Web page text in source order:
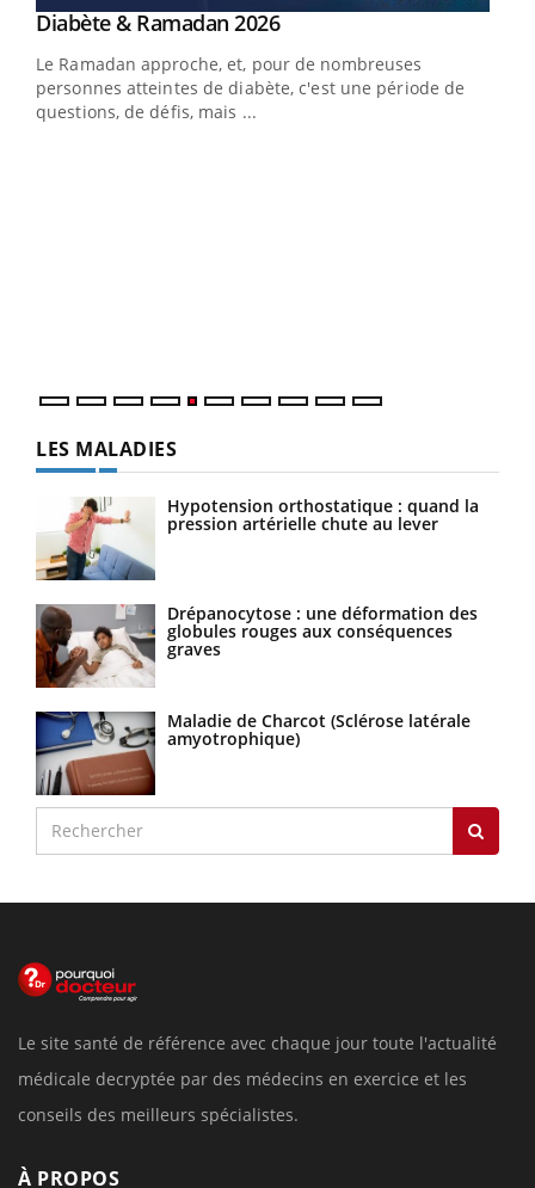
Youtube
Diabète & Ramadan 2026Youtube
Le Ramadan approche, et, pour de nombreuses
personnes atteintes de diabète, c'est une période de
questions, de défis, mais ...
LES MALADIES
Hypotension orthostatique : quand la
pression artérielle chute au lever
Drépanocytose : une déformation des
globules rouges aux conséquences
graves
Maladie de Charcot (Sclérose latérale
amyotrophique)
Le site santé de référence avec chaque jour toute l'actualité
médicale decryptée par des médecins en exercice et les
conseils des meilleurs spécialistes.
À PROPOS